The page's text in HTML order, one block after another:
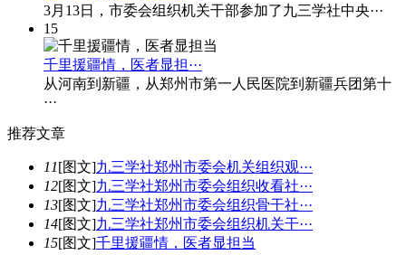
3月13日，市委会组织机关干部参加了九三学社中央···
15
千里援疆情，医者显担···
从河南到新疆，从郑州市第一人民医院到新疆兵团第十
···
推荐文章
11[图文]九三学社郑州市委会机关组织观···
12[图文]九三学社郑州市委会组织收看社···
13[图文]九三学社郑州市委会组织骨干社···
14[图文]九三学社郑州市委会组织机关干···
15[图文]千里援疆情，医者显担当